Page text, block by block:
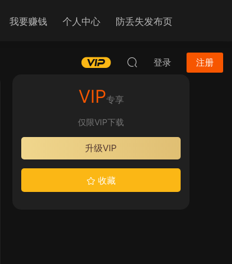
我要赚钱 个人中心 防丢失发布页
登录 注册
VIP专享
仅限VIP下载
升级VIP
收藏